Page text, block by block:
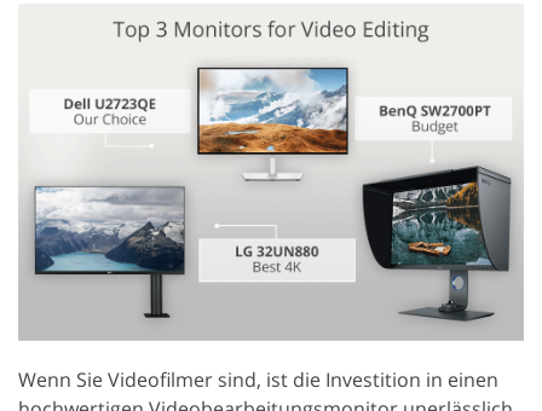
Wenn Sie Videofilmer sind, ist die Investition in einen